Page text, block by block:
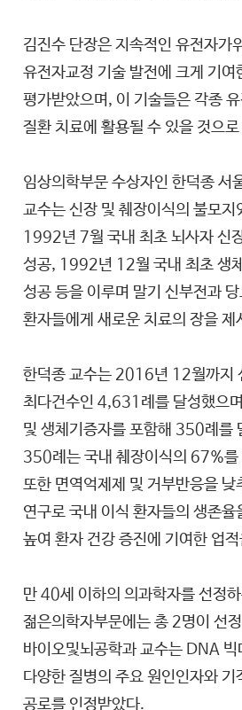
김진수 단장은 지속적인 유전자가
유전자교정 기술 발전에 크게 기여
평가받았으며, 이 기술들은 각종
질환 치료에 활용될 수 있을 것으
임상의학부문 수상자인 한덕종 서
교수는 신장 및 췌장이식의 불모지
1992년 7월 국내 최초 뇌사자 신
성공, 1992년 12월 국내 최초 생
성공 등을 이루며 말기 신부전과
환자들에게 새로운 치료의 장을 제
한덕종 교수는 2016년 12월까지
최다건수인 4,631례를 달성했으
및 생체기증자를 포함해 350례를
350례는 국내 췌장이식의 67%를
또한 면역억제제 및 거부반응을 낮
연구로 국내 이식 환자들의 생존
높여 환자 건강 증진에 기여한 업
만 40세 이하의 의과학자를 선정
젊은의학자부문에는 총 2명이 선
바이오및뇌공학과 교수는 DNA 빅
다양한 질병의 주요 원인인자와 기
공로를 인정받았다.